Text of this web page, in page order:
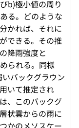
b)極小値の周り
る。どのような
かれば、それに
できる。その推
降雨強度と
られる。同様
バックグラウン
いて推定され
、このバックグ
状雲からの雨に
かのメソスケー